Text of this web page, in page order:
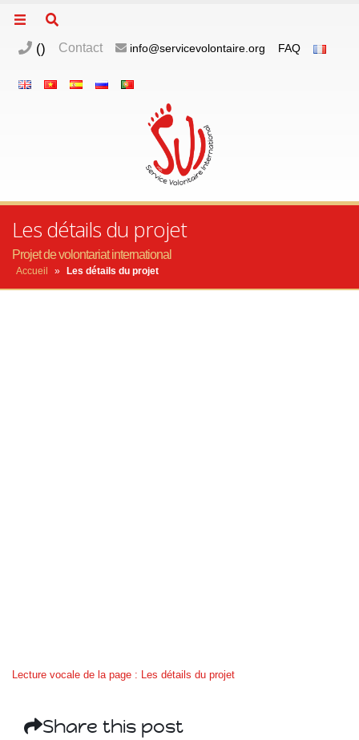
() Contact info@servicevolontaire.org FAQ
Les détails du projet
Projet de volontariat international
Accueil » Les détails du projet
Lecture vocale de la page : Les détails du projet
Share this post